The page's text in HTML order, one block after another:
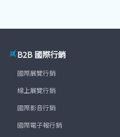
B2B 國際行銷
國際展覽行銷
線上展覽行銷
國際影音行銷
國際電子報行銷